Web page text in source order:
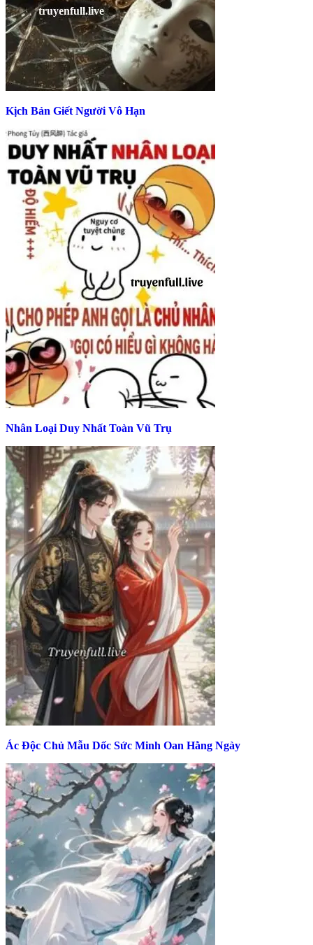
Kịch Bản Giết Người Vô Hạn
Nhân Loại Duy Nhất Toàn Vũ Trụ
Ác Độc Chủ Mẫu Dốc Sức Minh Oan Hằng Ngày